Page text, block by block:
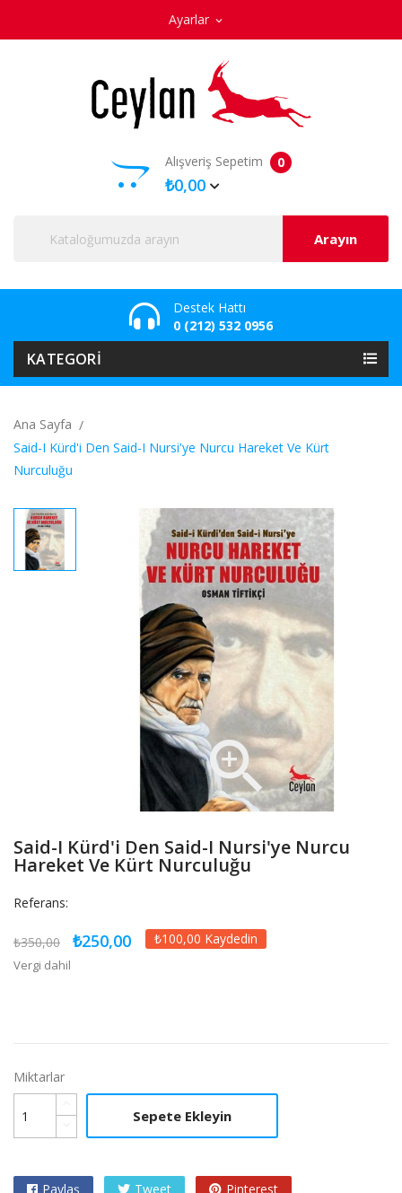
Ayarlar expand_more
Alışveriş Sepetim 0
₺0,00
Arayın
Destek Hattı
0 (212) 532 0956
KATEGORI
Ana Sayfa
Said-I Kürd'i Den Said-I Nursi'ye Nurcu Hareket Ve Kürt
Nurculuğu

Said-I Kürd'i Den Said-I Nursi'ye Nurcu
Hareket Ve Kürt Nurculuğu
Referans:
₺350,00 ₺250,00 ₺100,00 Kaydedin
Vergi dahil
Miktarlar
Sepete Ekleyin
Paylaş Tweet Pinterest